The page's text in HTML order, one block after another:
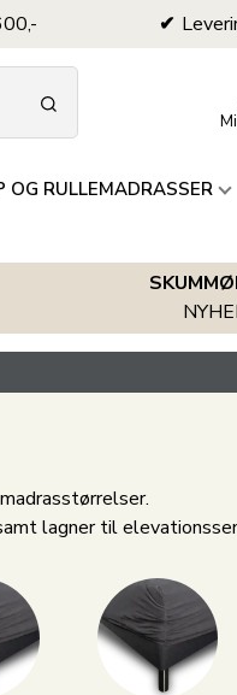
OG RULLEMADRASSER
lagner til